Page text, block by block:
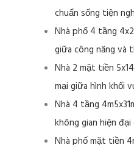
chuẩn sống tiện
Nhà phố 4 tầng
giữa công năng và
Nhà 2 mặt tiền
mại giữa hình khối
Nhà 4 tầng
không gian hiện
Nhà phố mặt tiền